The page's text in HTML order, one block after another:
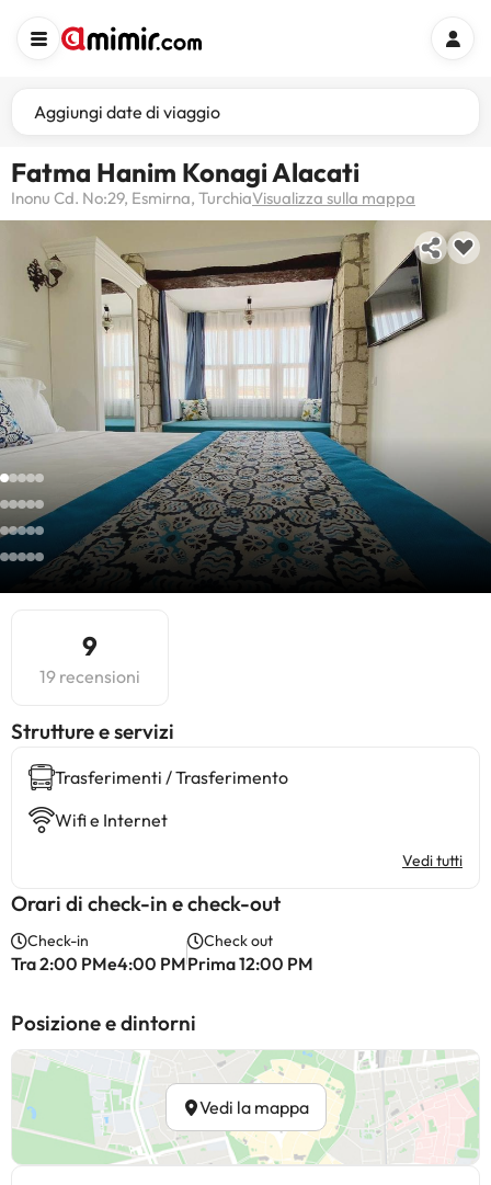
Aggiungi date di viaggio
Fatma Hanim Konagi Alacati
Inonu Cd. No:29, Esmirna, TurchiaVisualizza sulla mappa
9
19 recensioni
​Strutture e servizi
Trasferimenti / Trasferimento
Wifi e Internet
Vedi tutti
Orari di check-in e check-out
Check-in
Tra 2:00 PMe4:00 PM
Check out
Prima 12:00 PM
Posizione e dintorni
Vedi la mappa